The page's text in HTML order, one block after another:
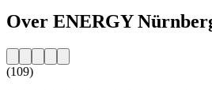
Over ENERGY
(109)